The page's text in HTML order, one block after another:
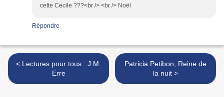
cette Cecile ???<br /> <br /> Noël
Répondre
< Lectures pour tous : J.M.
Erre
Patricia Petibon, Reine de
la nuit >